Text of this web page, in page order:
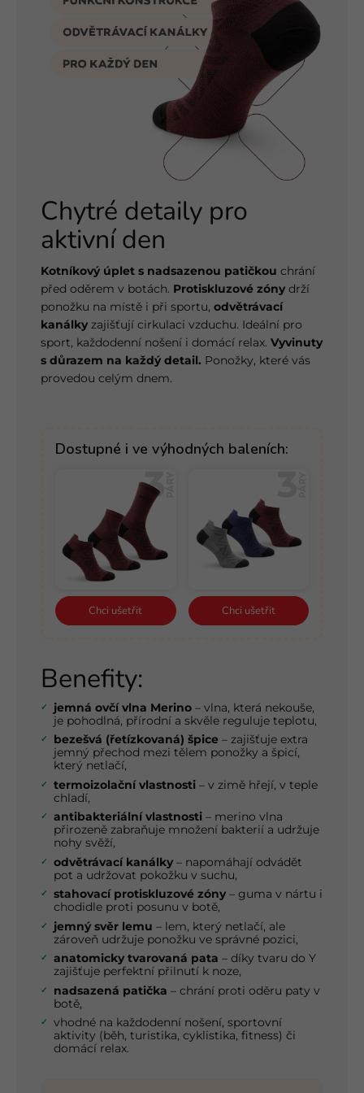
Chytré detaily pro
aktivní den
Kotníkový úplet s nadsazenou patičkou chrání
před oděrem v botách. Protiskluzové zóny drží
ponožku na místě i při sportu, odvětrávací
kanálky zajišťují cirkulaci vzduchu. Ideální pro
sport, každodenní nošení i domácí relax. Vyvinuty
s důrazem na každý detail. Ponožky, které vás
provedou celým dnem.
Dostupné i ve výhodných baleních:
Chci ušetřit Chci ušetřit
Benefity:
jemná ovčí vlna Merino – vlna, která nekouše,
je pohodlná, přírodní a skvěle reguluje teplotu,
bezešvá (řetízkovaná) špice – zajišťuje extra
jemný přechod mezi tělem ponožky a špicí,
který netlačí,
termoizolační vlastnosti – v zimě hřejí, v teple
chladí,
antibakteriální vlastnosti – merino vlna
přirozeně zabraňuje množení bakterií a udržuje
nohy svěží,
odvětrávací kanálky – napomáhají odvádět
pot a udržovat pokožku v suchu,
stahovací protiskluzové zóny – guma v nártu i
chodidle proti posunu v botě,
jemný svěr lemu – lem, který netlačí, ale
zároveň udržuje ponožku ve správné pozici,
anatomicky tvarovaná pata – díky tvaru do Y
zajišťuje perfektní přilnutí k noze,
nadsazená patička – chrání proti oděru paty v
botě,
vhodné na každodenní nošení, sportovní
aktivity (běh, turistika, cyklistika, fitness) či
domácí relax.